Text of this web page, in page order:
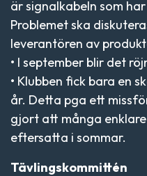
är signalkabeln som
Problemet ska
leverantören av
• I september blir det
• Klubben fick bara en
år. Detta pga ett
gjort att många
eftersatta i sommar.
Tävlingskommittén